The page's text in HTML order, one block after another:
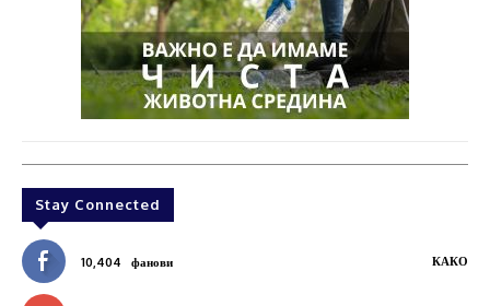
Stay Connected
10,404 фанови КАКО